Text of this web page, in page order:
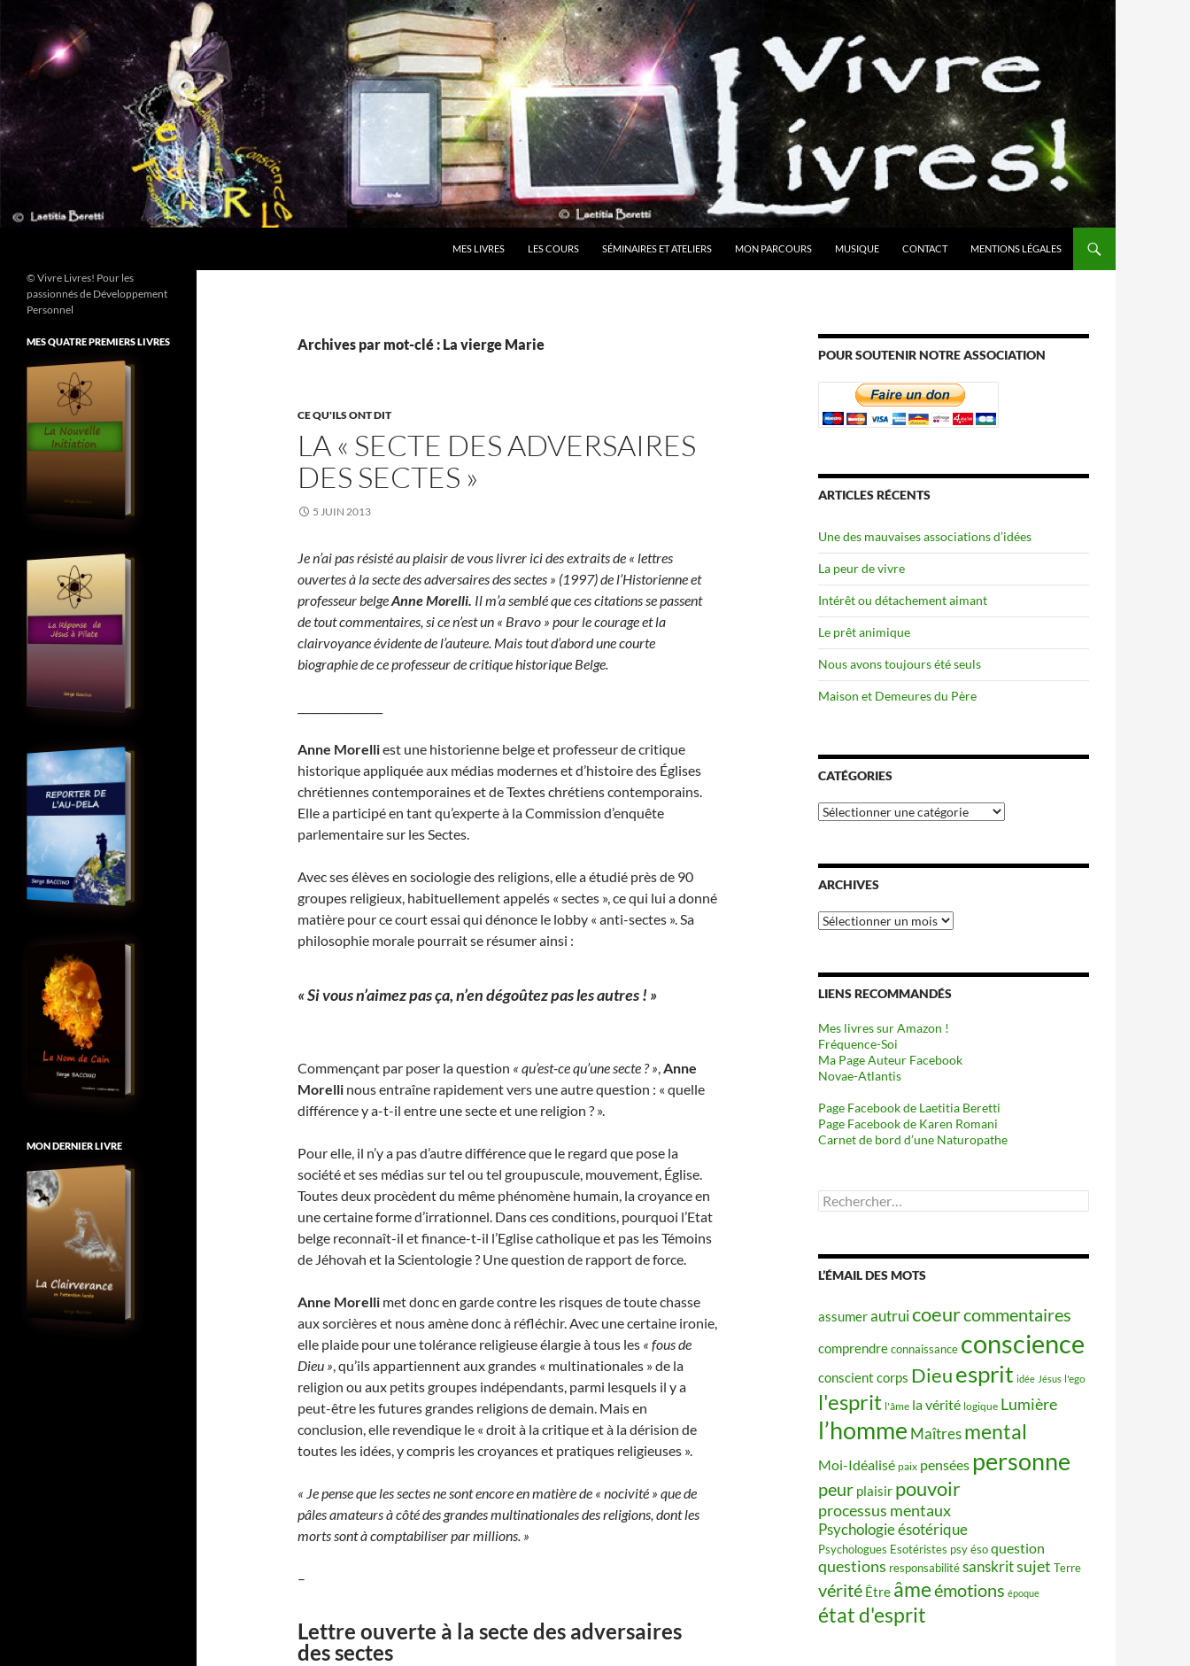
contenu
MES LIVRES LES COURS SÉMINAIRES ET ATELIERS MON PARCOURS MUSIQUE CONTACT MENTIONS LÉGALES
Archives par mot-clé : La vierge Marie
CE QU'ILS ONT DIT
LA « SECTE DES ADVERSAIRES
DES SECTES »
5 JUIN 2013
Je n’ai pas résisté au plaisir de vous livrer ici des extraits de « lettres
ouvertes à la secte des adversaires des sectes » (1997) de l’Historienne et
professeur belgeAnne Morelli. Il m’a semblé que ces citations se passent
de tout commentaires, si ce n’est un « Bravo » pour le courage et la
clairvoyance évidente de l’auteure. Mais tout d’abord une courte
biographie de ce professeur de critique historique Belge.
Anne Morelliest une historienne belge et professeur de critique
historique appliquée aux médias modernes et d’histoire des Églises
chrétiennes contemporaines et de Textes chrétiens contemporains.
Elle a participé en tant qu’experte à la Commission d’enquête
parlementaire sur les Sectes.
Avec ses élèves en sociologie des religions, elle a étudié près de 90
groupes religieux, habituellement appelés « sectes », ce qui lui a donné
matière pour ce court essai qui dénonce le lobby « anti-sectes ». Sa
philosophie morale pourrait se résumer ainsi :
« Si vous n’aimez pas ça, n’en dégoûtez pas les autres ! »
Commençant par poser la question « qu’est-ce qu’une secte ? »,Anne
Morelli nous entraîne rapidement vers une autre question : « quelle
différence y a-t-il entre une secte et une religion ? ».
Pour elle, il n’y a pas d’autre différence que le regard que pose la
société et ses médias sur tel ou tel groupuscule, mouvement, Église.
Toutes deux procèdent du même phénomène humain, la croyance en
une certaine forme d’irrationnel. Dans ces conditions, pourquoi l’Etat
belge reconnaît-il et finance-t-il l’Eglise catholique et pas les Témoins
de Jéhovah et la Scientologie ? Une question de rapport de force.
Anne Morelli met donc en garde contre les risques de toute chasse
aux sorcières et nous amène donc à réfléchir. Avec une certaine ironie,
elle plaide pour une tolérance religieuse élargie à tous les « fous de
Dieu », qu’ils appartiennent aux grandes « multinationales » de la
religion ou aux petits groupes indépendants, parmi lesquels il y a
peut-être les futures grandes religions de demain. Mais en
conclusion, elle revendique le « droit à la critique et à la dérision de
toutes les idées, y compris les croyances et pratiques religieuses ».
« Je pense que les sectes ne sont encore en matière de « nocivité » que de
pâles amateurs à côté des grandes multinationales des religions, dont les
morts sont à comptabiliser par millions. »
–
Lettre ouverte à la secte des adversaires
des sectes
POUR SOUTENIR NOTRE ASSOCIATION
ARTICLES RÉCENTS
Une des mauvaises associations d’idées
La peur de vivre
Intérêt ou détachement aimant
Le prêt animique
Nous avons toujours été seuls
Maison et Demeures du Père
CATÉGORIES
Catégories
ARCHIVES
Archives
LIENS RECOMMANDÉS
Mes livres sur Amazon !
Fréquence-Soi
Ma Page Auteur Facebook
Novae-Atlantis
Page Facebook de Laetitia Beretti
Page Facebook de Karen Romani
Carnet de bord d’une Naturopathe
Rechercher :
L’ÉMAIL DES MOTS
assumerautruicoeurcommentaires
comprendreconnaissance conscience
conscient corps Dieuesprit idée Jésus l'ego
l'esprit l'âme la vérité logique Lumière
l’homme Maîtres mental
Moi-Idéalisé paix pensées personne
peur plaisir pouvoir
processus mentaux
Psychologie ésotérique
Psychologues Esotéristes psy ésoquestion
questions responsabilitésanskritsujet Terre
vérité Être âmeémotions époque
état d'esprit
© Vivre Livres! Pour les
passionnés de Développement
Personnel
MES QUATRE PREMIERS LIVRES
MON DERNIER LIVRE